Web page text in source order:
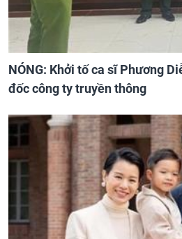
NÓNG: Khởi tố ca sĩ Phương
đốc công ty truyền thông